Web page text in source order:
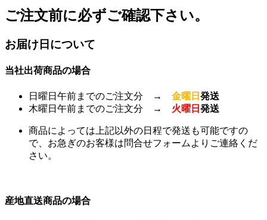
ご注文前に必ずご確認下さい。
お届け日について
当社出荷商品の場合
日曜日午前までのご注文分 → 金曜日 発送
木曜日午前までのご注文分 → 火曜日 発送
商品によっては上記以外の日程で発送も可能ですの
で、お急ぎのお客様は問合せフォームよりご連絡くだ
さい。
産地直送商品の場合